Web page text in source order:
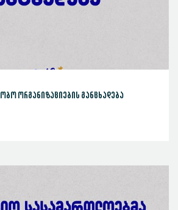
ორგანიზაციების განცხადება